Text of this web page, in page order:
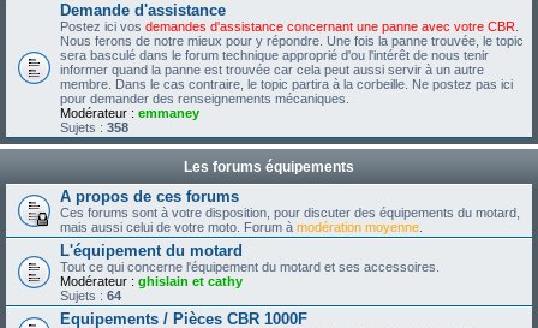
Demande d'assistance
Postez ici vos demandes d'assistance concernant une panne avec votre CBR
Nous ferons de notre mieux pour y répondre. Une fois la panne trouvée, le topic
sera basculé dans le forum technique approprié d'ou l'intérêt de nous tenir
informer quand la panne est trouvée car cela peut aussi servir à un autre
membre. Dans le cas contraire, le topic partira à la corbeille. Ne postez pas ici
pour demander des renseignements mécaniques.
Modérateur : emmaney
Sujets : 358
Les forums équipements
A propos de ces forums
Ces forums sont à votre disposition, pour discuter des équipements du motard,
mais aussi celui de votre moto. Forum à modération moyenne
L'équipement du motard
Tout ce qui concerne l'équipement du motard et ses accessoires.
Modérateur : ghislain et cathy
Sujets : 64
Equipements / Pièces CBR 1000F